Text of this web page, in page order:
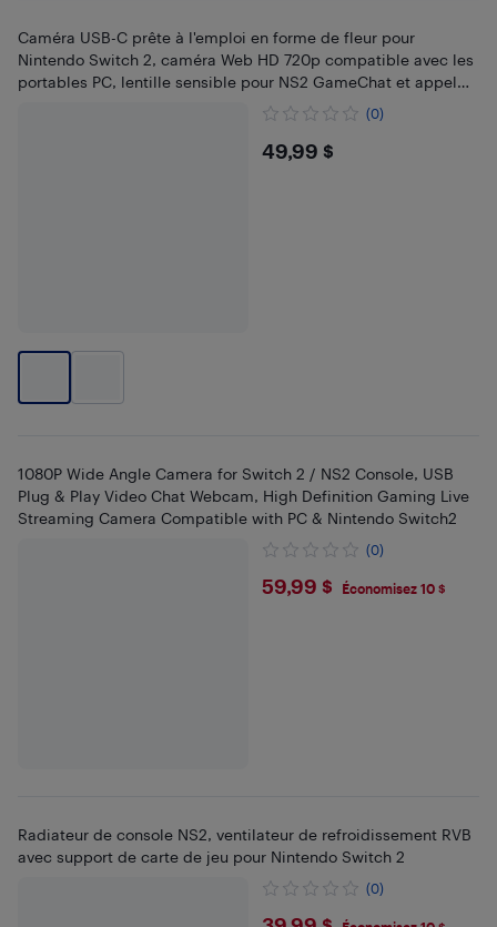
Caméra USB-C prête à l'emploi en forme de fleur pour
Nintendo Switch 2, caméra Web HD 720p compatible avec les
portables PC, lentille sensible pour NS2 GameChat et appel
(0)
$49.99
49,99 $
1080P Wide Angle Camera for Switch 2 / NS2 Console, USB
Plug & Play Video Chat Webcam, High Definition Gaming Live
Streaming Camera Compatible with PC & Nintendo Switch2
(0)
$59.99
59,99 $ Économisez 10 $
Radiateur de console NS2, ventilateur de refroidissement RVB
avec support de carte de jeu pour Nintendo Switch 2
(0)